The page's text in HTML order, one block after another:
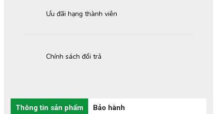
Chính sách đổi trả
Ưu đãi hạng thành viên
Thông tin sản phẩm Bảo hành